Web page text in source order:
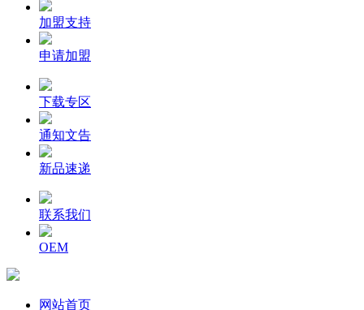
加盟支持
申请加盟
下载专区
通知文告
新品速递
联系我们
OEM
网站首页